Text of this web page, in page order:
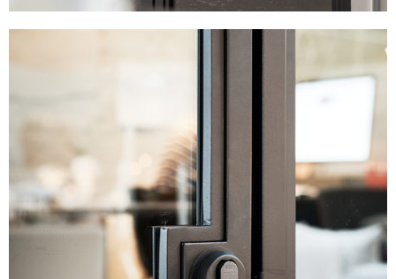
Läs mer här